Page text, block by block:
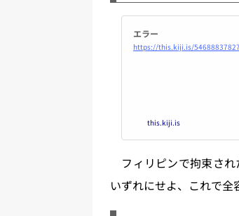
エラー
https://this.kiji.is/
this.kiji.is
フィリピンで拘束され
いずれにせよ、これで全